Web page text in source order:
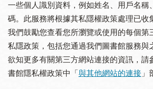
一些個人識別資料，例如姓名、用戶名稱
碼。此服務將根據其私隱權政策處理已收
我們鼓勵您查看您所瀏覽或使用的每個第
私隱政策，包括您通過我們圖書館服務與
欲知更多有關第三方網站連接的資訊，請
書館隱私權政策中「 與其他網站的連接 」